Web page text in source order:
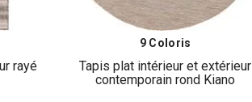
rayé
9 Coloris
Tapis plat intérieur et extérieur
contemporain rond Kiano